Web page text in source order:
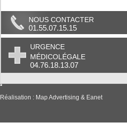
NOUS CONTACTER
01.55.07.15.15
URGENCE
MÉDICOLÉGALE
04.76.18.13.07
Réalisation : Map Advertising & Eanet